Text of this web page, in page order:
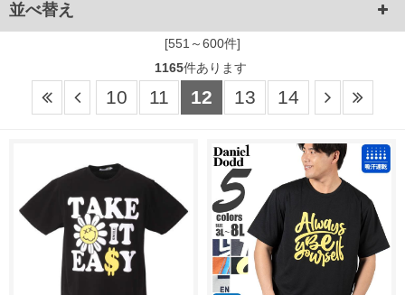
並べ替え
[551～600件]
1165件あります
10 11 12 13 14